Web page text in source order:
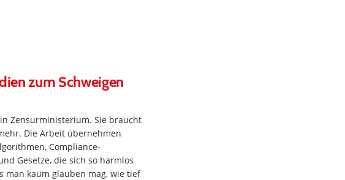
zum Schweigen
Zensurministerium. Sie braucht
Die Arbeit übernehmen
Compliance-
Gesetze, die sich so harmlos
man kaum glauben mag, wie tief